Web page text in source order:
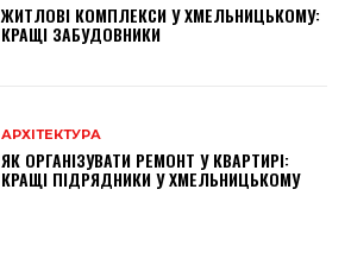
ЖИТЛОВІ КОМПЛЕКСИ У ХМЕЛЬНИЦЬКОМУ:
КРАЩІ ЗАБУДОВНИКИ
АРХІТЕКТУРА
ЯК ОРГАНІЗУВАТИ РЕМОНТ У КВАРТИРІ:
КРАЩІ ПІДРЯДНИКИ У ХМЕЛЬНИЦЬКОМУ